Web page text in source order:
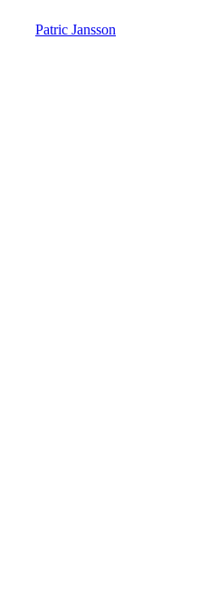
Patric Jansson